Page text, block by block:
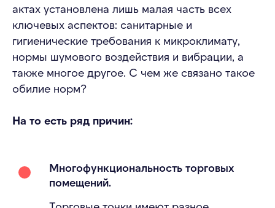
актах установлена лишь малая часть всех
ключевых аспектов: санитарные и
гигиенические требования к микроклимату,
нормы шумового воздействия и вибрации, а
также многое другое. С чем же связано такое
обилие норм?
На то есть ряд причин:
Многофункциональность торговых
помещений.